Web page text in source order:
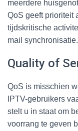
meerdere
QoS geeft prioriteit
tijdskritische
mail synchronisatie.
Quality of
QoS is misschien
IPTV-gebruikers
stelt u in staat om
voorrang te geven